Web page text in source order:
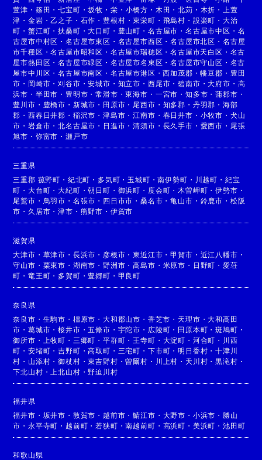
萱津 ・ 篠田 ・七宝町 ・坂牧 ・ 栄 ・ 小橋方 ・ 木田 ・北苅 ・ 木折 ・
上萱
津 ・金岩 ・乙之子 ・ 石作 ・ 豊根村 ・東栄町 ・ 飛島村 ・ 設楽町 ・ 大治
町 ・蟹江町 ・扶桑町 ・大口町 ・ 豊山町 ・ 名古屋市 ・ 名古屋市中区 ・ 名
古屋市中村区 ・名古屋市東区 ・ 名古屋市西区 ・名古屋市北区 ・ 名古屋
市千種区 ・名古屋市昭和区 ・ 名古屋市瑞穂区 ・名古屋市天白区 ・ 名古
屋市熱田区 ・名古屋市緑区 ・ 名古屋市名東区 ・名古屋市守山区 ・ 名古
屋市中川区 ・名古屋市南区 ・ 名古屋市港区 ・西加茂郡 ・幡豆郡 ・ 豊田
市 ・ 岡崎市 ・刈谷市 ・安城市 ・ 知立市 ・ 西尾市 ・碧南市 ・大府市 ・ 高
浜市 ・ 半田市 ・ 豊明市 ・常滑市 ・東海市 ・ 一宮市 ・ 知多市 ・蒲郡市 ・
豊川市 ・ 豊橋市 ・ 新城市 ・ 田原市 ・ 尾西市 ・ 知多郡 ・ 丹羽郡 ・ 海部
郡 ・西春日井郡 ・ 稲沢市 ・津島市 ・江南市 ・ 春日井市 ・ 小牧市 ・ 犬山
市 ・岩倉市 ・北名古屋市 ・ 日進市 ・清須市 ・ 長久手市 ・ 愛西市 ・ 尾張
旭市 ・ 弥富市 ・瀬戸市
三重県
三重郡 菰野町 ・ 紀北町 ・ 多気町 ・ 玉城町 ・南伊勢町 ・ 川越町 ・ 紀宝
町 ・大台町 ・大紀町 ・朝日町 ・ 御浜町 ・ 度会町 ・ 木曽岬町 ・伊勢市 ・
尾鷲市 ・ 鳥羽市 ・ 名張市 ・ 四日市市 ・桑名市 ・亀山市 ・ 鈴鹿市 ・ 松阪
市 ・ 久居市 ・津市 ・ 熊野市 ・ 伊賀市
滋賀県
大津市 ・ 草津市 ・ 長浜市 ・ 彦根市 ・東近江市 ・甲賀市 ・ 近江八幡市 ・
守山市 ・ 栗東市 ・ 湖南市 ・野洲市 ・高島市 ・ 米原市 ・ 日野町 ・ 愛荘
町 ・竜王町 ・ 多賀町 ・ 豊郷町 ・ 甲良町
奈良県
奈良市 ・ 生駒市 ・ 橿原市 ・大和郡山市 ・ 香芝市 ・ 天理市 ・大和高田
市 ・葛城市 ・桜井市 ・五條市 ・ 宇陀市 ・ 広陵町 ・ 田原本町 ・斑鳩町 ・
御所市 ・ 上牧町 ・ 三郷町 ・平群町 ・ 王寺町 ・ 大淀町 ・ 河合町 ・ 川西
町 ・安堵町 ・吉野町 ・高取町 ・ 三宅町 ・ 下市町 ・明日香村 ・十津川
村 ・ 山添村 ・御杖村 ・東吉野村 ・曽爾村 ・ 川上村 ・ 天川村 ・黒滝村 ・
下北山村 ・ 上北山村 ・野迫川村
福井県
福井市 ・ 坂井市 ・ 敦賀市 ・ 越前市 ・鯖江市 ・ 大野市 ・ 小浜市 ・ 勝山
市 ・永平寺町 ・ 越前町 ・若狭町 ・南越前町 ・ 高浜町 ・ 美浜町 ・ 池田町
和歌山県